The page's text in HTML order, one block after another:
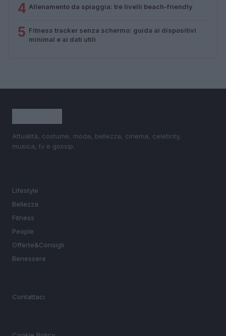
4 Allenamento da spiaggia: tre livelli beach-friendly
5 Fitness tracker senza schermo: guida ai dispositivi
minimal e ai dati utili
Attualità, costume, moda, bellezza, cinema, celebrity,
musica, tv e gossip.
Lifestyle
Bellezza
Fitness
People
Offerte&Consigli
Benessere
Contattaci